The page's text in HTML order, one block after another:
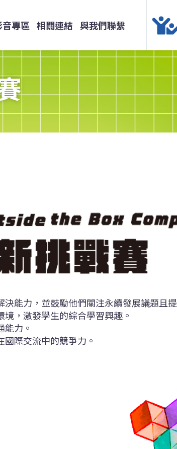
音專區 相關連結 與我們聯繫
能力，並鼓勵他們關注永續發展議題且
，激發學生的綜合學習興趣。
力。
際交流中的競爭力。